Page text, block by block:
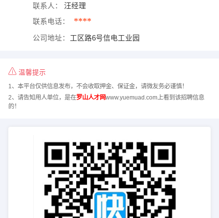
联系人： 汪经理
联系电话： ****
公司地址： 工区路6号信电工业园
温馨提示
1、本平台仅供信息发布，不会收取押金、保证金，请微友务必谨慎！
2、请告知用人单位，是在罗山人才网www.yuemuad.com上看到该招聘信息
的！